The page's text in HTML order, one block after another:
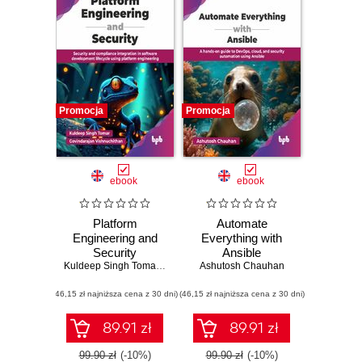
Promocja
ebook
Platform
Engineering and
Security
Kuldeep Singh Tomar
,Govindarajan Vishnuchithan
(46,15 zł najniższa cena z 30 dni)
89.91 zł
99.90 zł (-10%)
Promocja
ebook
Automate
Everything with
Ansible
Ashutosh Chauhan
(46,15 zł najniższa cena z 30 dni)
89.91 zł
99.90 zł (-10%)